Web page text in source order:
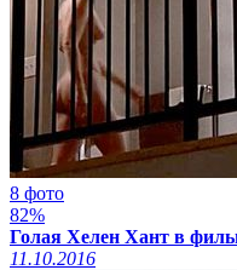
8 фото
82%
Голая Хелен Хант в
11.10.2016